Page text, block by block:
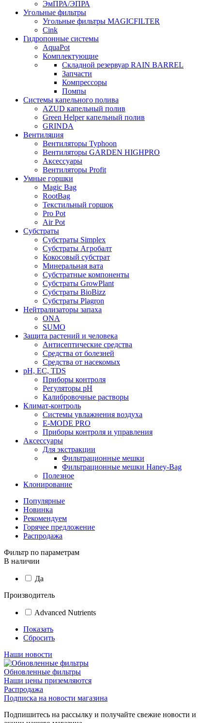
ЭмПРА/ЭПРА
Угольные фильтры
Угольные фильтры MAGICFILTER
Cink
Гидропонные системы
AquaPot
Комплектующие
Складной резервуар RAIN BARREL
Запчасти
Компрессоры
Помпы
Системы капельного полива
AZUD капельный полив
Green Helper капельный полив
GRINDA
Вентиляция
Вентиляторы Typhoon
Вентиляторы GARDEN HIGHPRO
Аксессуары
Вентиляторы Profit
Умные горшки
Magic Bag
RootBag
Текстильный горшок
Pro Pot
Air Pot
Субстраты
Субстраты Simplex
Субстраты Агробалт
Кокосовый субстрат
Минеральная вата
Субстратные компоненты
Субстраты GrowPlant
Субстраты BioBizz
Субстраты Plagron
Нейтрализаторы запаха
ONA
SUMO
Защита растений и человека
Антисептические средства
Средства от болезней
Средства от насекомых
pH, EC, TDS
Приборы контроля
Регуляторы pH
Калибровочные растворы
Климат-контроль
Системы увлажнения воздуха
E-MODE PRO
Приборы контроля и управления
Аксессуары
Для экстракции
Фильтрационные мешки
Фильтрационные мешки Haney-Bag
Полезное
Клонирование
Популярные
Новинка
Рекомендуем
Горячее предложение
Распродажа
Фильтр по параметрам
В наличии
Да
Производитель
Advanced Nutrients
Показать
Сбросить
Наши новости
Обновленные фильтры
Наши цены приземляются
Распродажа
Подписка на новости магазина
Подпишитесь на рассылку и получайте свежие новости и